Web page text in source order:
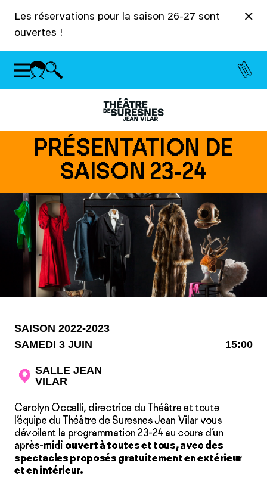
Les réservations pour la saison 26-27 sont
ouvertes !
PRÉSENTATION DE
SAISON 23-24
SAISON 2022-2023
SAMEDI 3 JUIN
15:00
SALLE JEAN
VILAR
Carolyn Occelli, directrice du Théâtre et toute
l’équipe du Théâtre de Suresnes Jean Vilar vous
dévoilent la programmation 23-24 au cours d’un
après-midi ouvert à toutes et tous, avec des
spectacles proposés gratuitement en extérieur
et en intérieur.